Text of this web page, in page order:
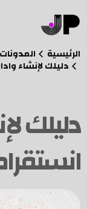
الرئيسية المدونات
دليلك لإنشاء
دليلك